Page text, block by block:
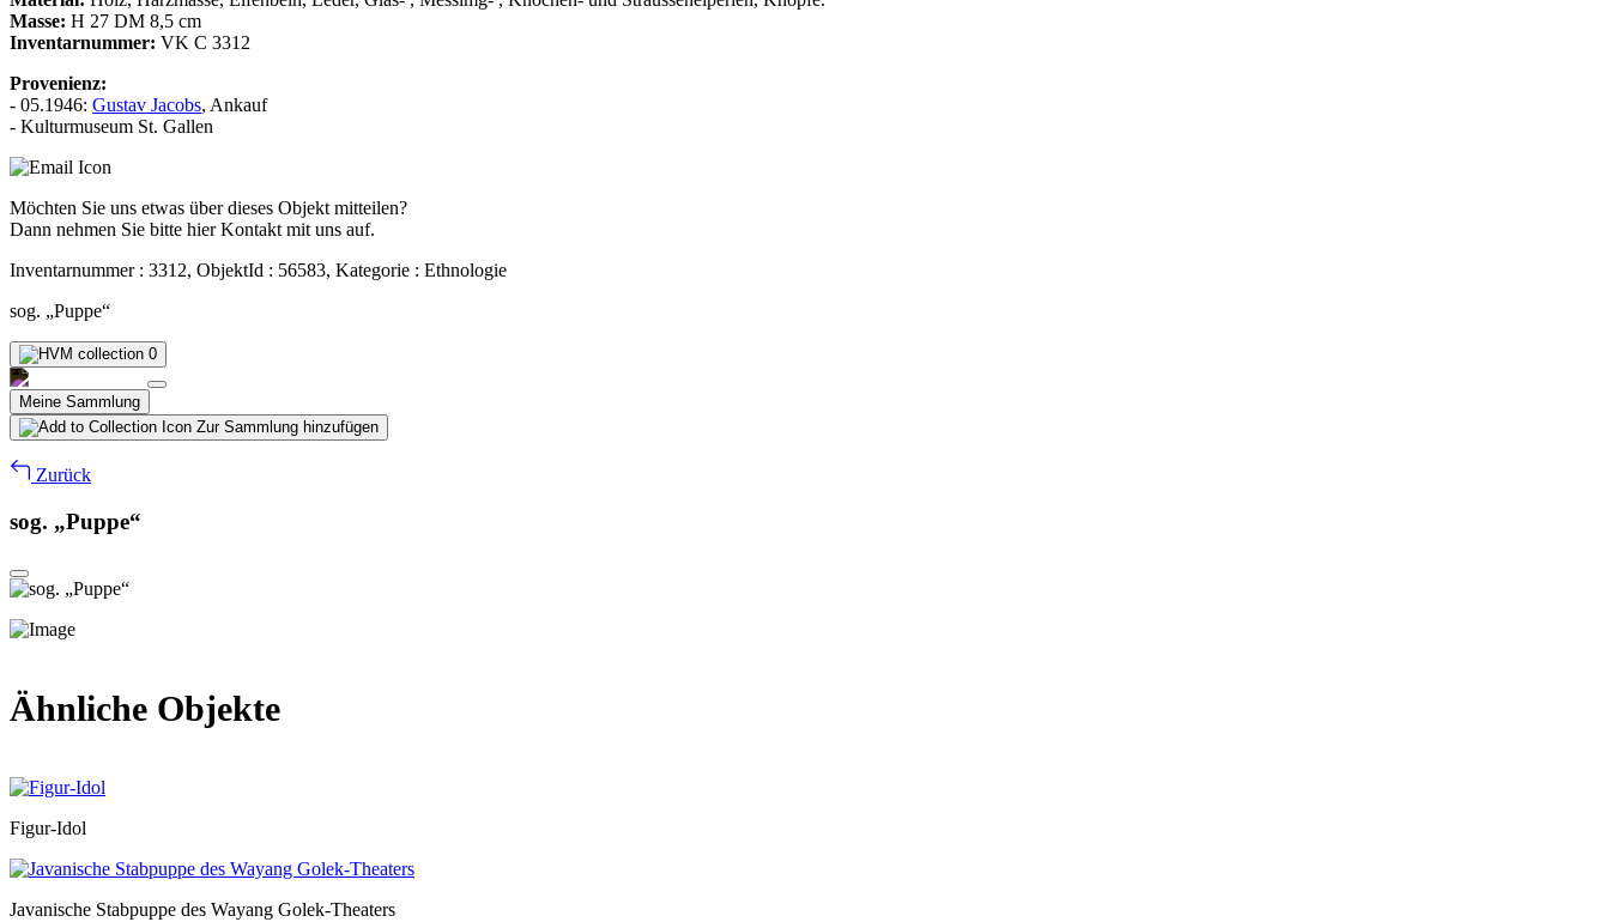
Masse: H 27 DM 8,5 cm
Inventarnummer: VK C 3312
Provenienz:
- 05.1946: Gustav Jacobs, Ankauf
- Kulturmuseum St. Gallen
Möchten Sie uns etwas über dieses Objekt mitteilen?
Dann nehmen Sie bitte hier Kontakt mit uns auf.
Inventarnummer : 3312, ObjektId : 56583, Kategorie : Ethnologie
sog. „Puppe“
0
Meine Sammlung
Zur Sammlung hinzufügen
Zurück
sog. „Puppe“
Ähnliche Objekte
Figur-Idol
Javanische Stabpuppe des Wayang Golek-Theaters